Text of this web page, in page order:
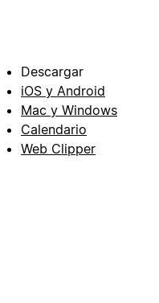
Descargar
iOS y Android
Mac y Windows
Calendario
Web Clipper